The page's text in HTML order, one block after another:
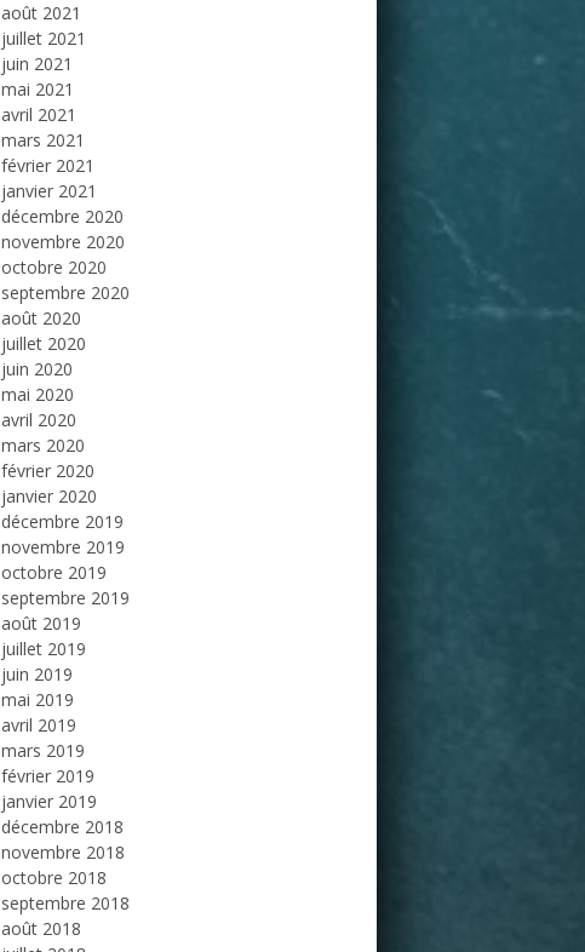
août 2021
juillet 2021
juin 2021
mai 2021
avril 2021
mars 2021
février 2021
janvier 2021
décembre 2020
novembre 2020
octobre 2020
septembre 2020
août 2020
juillet 2020
juin 2020
mai 2020
avril 2020
mars 2020
février 2020
janvier 2020
décembre 2019
novembre 2019
octobre 2019
septembre 2019
août 2019
juillet 2019
juin 2019
mai 2019
avril 2019
mars 2019
février 2019
janvier 2019
décembre 2018
novembre 2018
octobre 2018
septembre 2018
août 2018